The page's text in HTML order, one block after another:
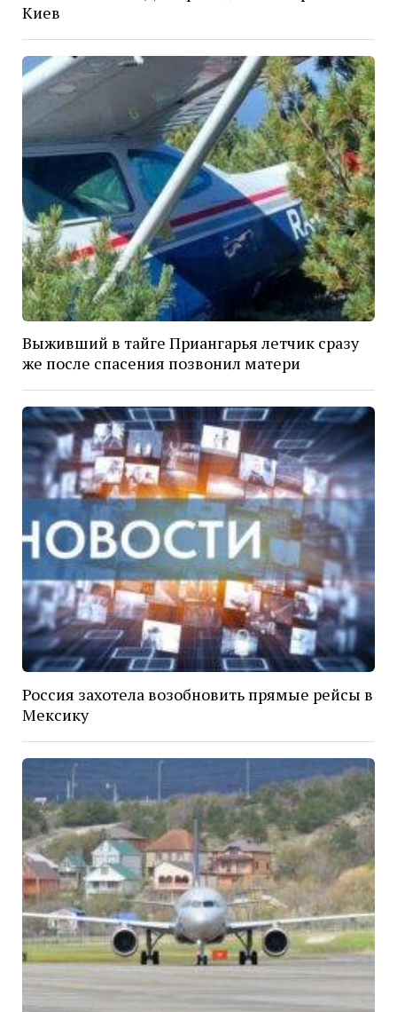
Киев
Выживший в тайге Приангарья летчик сразу
же после спасения позвонил матери
Россия захотела возобновить прямые рейсы в
Мексику